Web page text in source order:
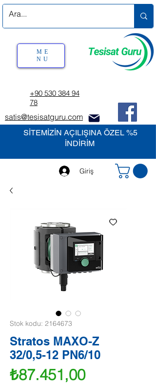
SİTEMİZİN AÇILIŞINA ÖZEL %5
İNDİRİM
+90 530 384 94
78
satis@tesisatguru.com
Giriş
ME
NU
Stok kodu: 2164673
Stratos MAXO-Z
32/0,5-12 PN6/10
₺87.451,00Fiyat